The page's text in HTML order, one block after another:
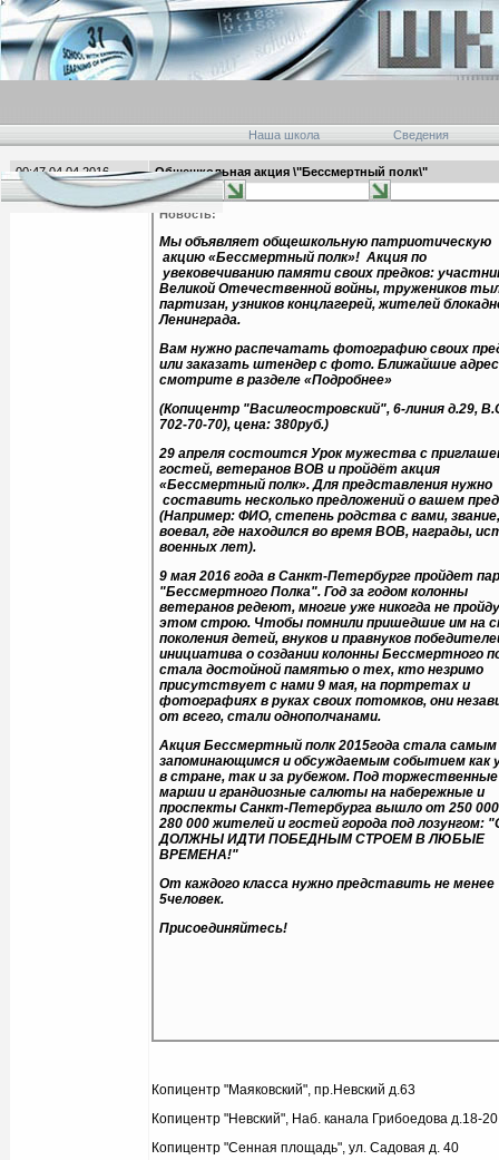
Наша школа Сведения
00:47 04.04.2016
Общешкольная акция \"Бессмертный полк\"
Новость:
Мы объявляет общешкольную патриотическую
акцию «Бессмертный полк»! Акция по
увековечиванию памяти своих предков:
Великой Отечественной войны, тружеников
партизан, узников концлагерей, жителей
Ленинграда.
Вам нужно распечатать фотографию своих
или заказать штендер с фото. Ближайшие
смотрите в разделе «Подробнее»
(Копицентр "Василеостровский", 6-линия д.29,
702-70-70), цена: 380руб.)
29 апреля состоится Урок мужества с
гостей, ветеранов ВОВ и пройдёт акция
«Бессмертный полк». Для представления нужно
составить несколько предложений о вашем
(Например: ФИО, степень родства с вами,
воевал, где находился во время ВОВ, награды,
военных лет).
9 мая 2016 года в Санкт-Петербурге пройдет
"Бессмертного Полка". Год за годом колонны
ветеранов редеют, многие уже никогда не
этом строю. Чтобы помнили пришедшие им на
поколения детей, внуков и правнуков
инициатива о создании колонны Бессмертного
стала достойной памятью о тех, кто незримо
присутствует с нами 9 мая, на портретах и
фотографиях в руках своих потомков, они
от всего, стали однополчанами.
Акция Бессмертный полк 2015года стала самым
запоминающимся и обсуждаемым событием как
в стране, так и за рубежом. Под торжественные
марши и грандиозные салюты на набережные и
проспекты Санкт-Петербурга вышло от 250 000
280 000 жителей и гостей города под лозунгом:
ДОЛЖНЫ ИДТИ ПОБЕДНЫМ СТРОЕМ В ЛЮБЫЕ
ВРЕМЕНА!"
От каждого класса нужно представить не менее
5человек.
Присоединяйтесь!
Копицентр "Маяковский", пр.Невский д.63
Копицентр "Невский", Наб. канала Грибоедова д.18-20
Копицентр "Сенная площадь", ул. Садовая д. 40